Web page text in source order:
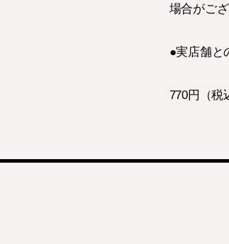
場合がござ
●実店舗と
770円（税